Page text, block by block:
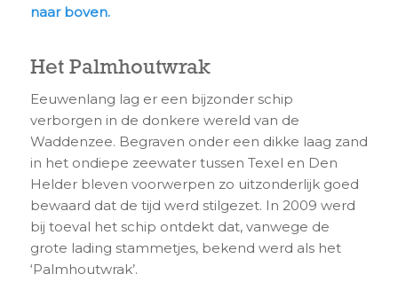
naar boven.
Het Palmhoutwrak
Eeuwenlang lag er een bijzonder schip
verborgen in de donkere wereld van de
Waddenzee. Begraven onder een dikke laag zand
in het ondiepe zeewater tussen Texel en Den
Helder bleven voorwerpen zo uitzonderlijk goed
bewaard dat de tijd werd stilgezet. In 2009 werd
bij toeval het schip ontdekt dat, vanwege de
grote lading stammetjes, bekend werd als het
‘Palmhoutwrak’.